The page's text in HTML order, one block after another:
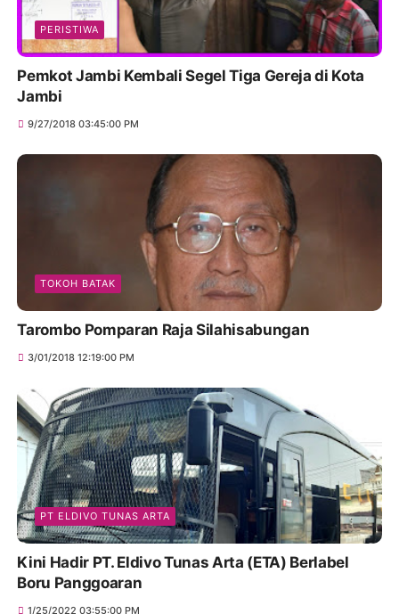
PERISTIWA
Pemkot Jambi Kembali Segel Tiga Gereja di Kota
Jambi
9/27/2018 03:45:00 PM
TOKOH BATAK
Tarombo Pomparan Raja Silahisabungan
3/01/2018 12:19:00 PM
PT ELDIVO TUNAS ARTA
Kini Hadir PT. Eldivo Tunas Arta (ETA) Berlabel
Boru Panggoaran
1/25/2022 03:55:00 PM